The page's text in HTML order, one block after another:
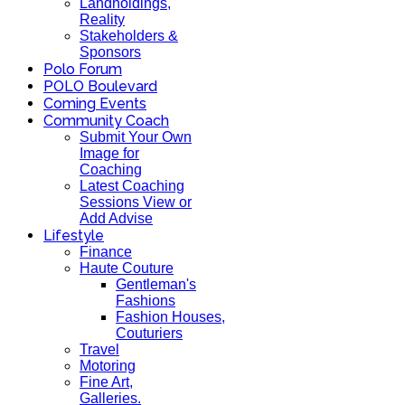
Landholdings,
Reality
Stakeholders &
Sponsors
Polo Forum
POLO Boulevard
Coming Events
Community Coach
Submit Your Own
Image for
Coaching
Latest Coaching
Sessions View or
Add Advise
Lifestyle
Finance
Haute Couture
Gentleman's
Fashions
Fashion Houses,
Couturiers
Travel
Motoring
Fine Art,
Galleries.